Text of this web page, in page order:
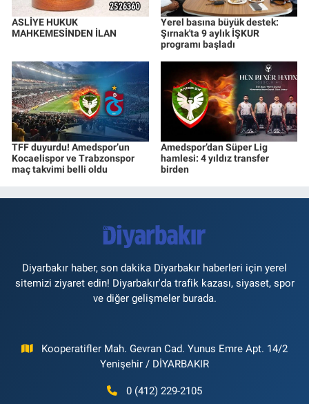
ASLİYE HUKUK
MAHKEMESİNDEN İLAN
Yerel basına büyük destek:
Şırnak'ta 9 aylık İŞKUR
programı başladı
TFF duyurdu! Amedspor’un
Kocaelispor ve Trabzonspor
maç takvimi belli oldu
Amedspor’dan Süper Lig
hamlesi: 4 yıldız transfer
birden
Diyarbakır haber, son dakika Diyarbakır haberleri için yerel
sitemizi ziyaret edin! Diyarbakır'da trafik kazası, siyaset, spor
ve diğer gelişmeler burada.
Kooperatifler Mah. Gevran Cad. Yunus Emre Apt. 14/2
Yenişehir / DİYARBAKIR
0 (412) 229-2105